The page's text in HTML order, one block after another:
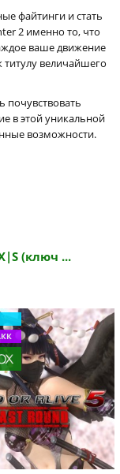
файтинги и стать
2 именно то, что
ваше движение
величайшего
почувствовать
в этой уникальной
возможности.
(ключ ...